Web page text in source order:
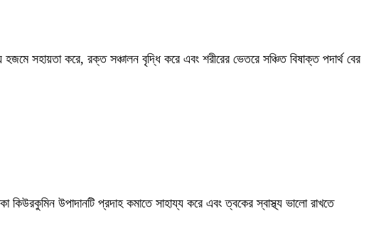
সহায়তা করে, রক্ত সঞ্চালন বৃদ্ধি করে এবং শরীরের ভেতরে সঞ্চিত বিষাক্ত পদার্থ বের
উপাদানটি প্রদাহ কমাতে সাহায্য করে এবং ত্বকের স্বাস্থ্য ভালো রাখতে